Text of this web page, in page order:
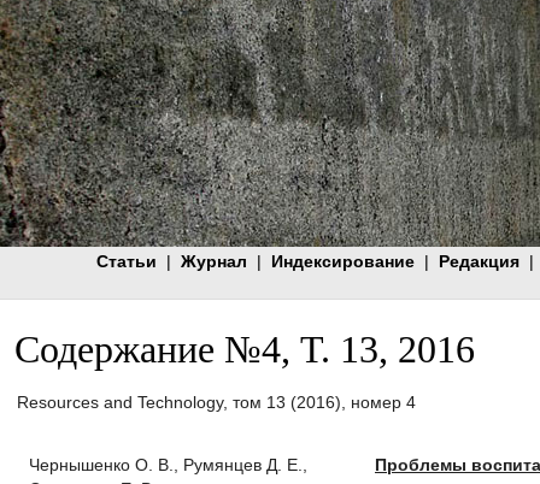
Статьи | Журнал | Индексирование | Редакция |
Содержание №4, Т. 13, 2016
Resources and Technology, том 13 (2016), номер 4
Чернышенко О. В., Румянцев Д. Е.,
Проблемы